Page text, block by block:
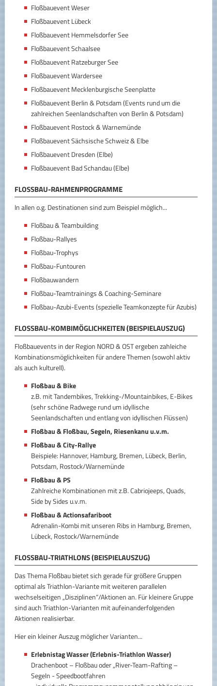
Floßbauevent Weser
Floßbauevent Lübeck
Floßbauevent Hemmelsdorfer See
Floßbauevent Schaalsee
Floßbauevent Ratzeburger See
Floßbauevent Wardersee
Floßbauevent Mecklenburgische Seenplatte
Floßbauevent Berlin & Potsdam (Events rund um die
zahlreichen Seenlandschaften von Berlin & Potsdam)
Floßbauevent Rostock & Warnemünde
Floßbauevent Sächsische Schweiz & Elbe
Floßbauevent Dresden (Elbe)
Floßbauevent Bad Schandau (Elbe)
FLOSSBAU-RAHMENPROGRAMME
In allen o.g. Destinationen sind zum Beispiel möglich...
Floßbau & Teambuilding
Floßbau-Rallyes
Floßbau-Trophys
Floßbau-Funtouren
Floßbauwandern
Floßbau-Teamtrainings & Coaching-Seminare
Floßbau-Azubi-Events (spezielle Teamkonzepte für Azubis)
FLOSSBAU-KOMBIMÖGLICHKEITEN (BEISPIELAUSZUG)
Floßbauevents in der Region NORD & OST ergeben zahleiche
Kombinationsmöglichkeiten für andere Themen (sowohl aktiv
als auch kulturell).
Floßbau & Bike
z.B. mit Tandembikes, Trekking-/Mountainbikes, E-Bikes
(sehr schöne Radwege rund um idyllische
Seenlandschaften und entlang von idyllischen Flüssen)
Floßbau & Floßbau, Segeln, Riesenkanu u.v.m.
Floßbau & City-Rallye
Beispiele: Hannover, Hamburg, Bremen, Lübeck, Berlin,
Potsdam, Rostock/Warnemünde
Floßbau & PS
Zahlreiche Kombinationen mit z.B. Cabriojeeps, Quads,
Side by Sides u.v.m.
Floßbau & Actionsafariboot
Adrenalin-Kombi mit unseren Ribs in Hamburg, Bremen,
Lübeck, Rostock/Warnemünde
FLOSSBAU-TRIATHLONS (BEISPIELAUSZUG)
Das Thema Floßbau bietet sich gerade für größere Gruppen
optimal als Triathlon-Variante mit weiteren parallelen
wechselseitigen „Disziplinen“/Aktionen an. Für kleinere Gruppe
sind auch Triathlon-Varianten mit aufeinanderfolgenden
Aktionen realisierbar.
Hier ein kleiner Auszug möglicher Varianten...
Erlebnistag Wasser (Erlebnis-Triathlon Wasser)
Drachenboot – Floßbau oder „River-Team-Rafting –
Segeln - Speedbootfahren